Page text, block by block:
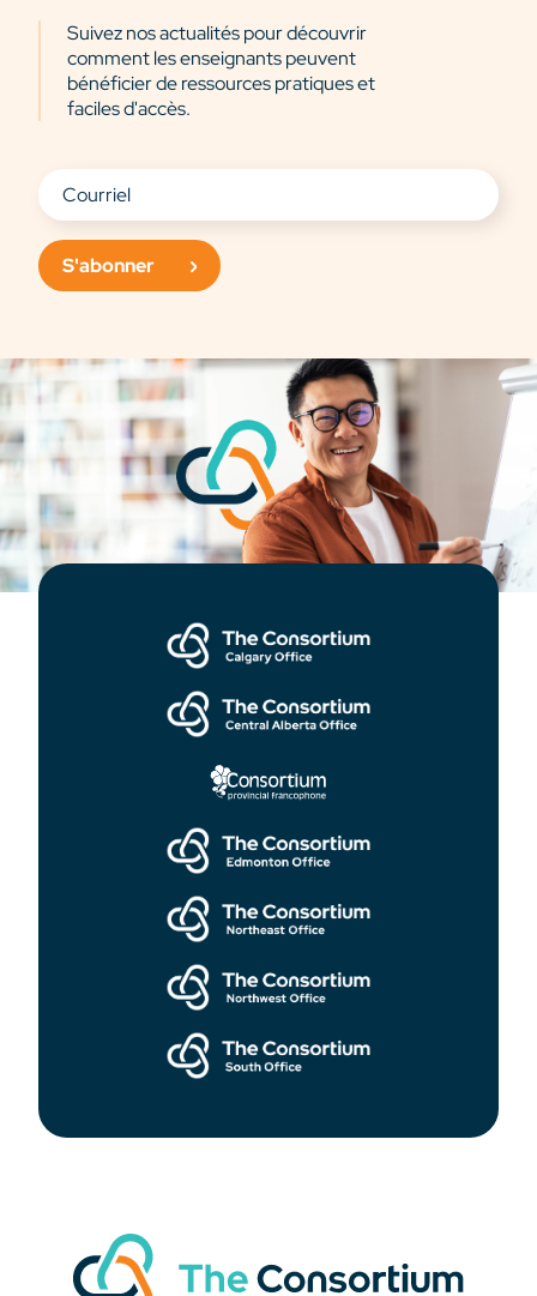
Suivez nos actualités pour découvrir
comment les enseignants peuvent
bénéficier de ressources pratiques et
faciles d'accès.
S'abonner